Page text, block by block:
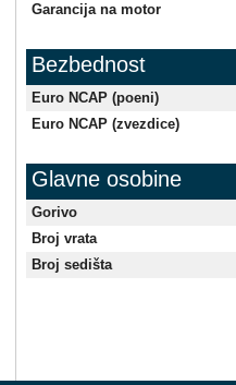
Garancija na motor
Bezbednost
Euro NCAP (poeni)
Euro NCAP (zvezdice)
Glavne osobine
Gorivo
Broj vrata
Broj sedišta